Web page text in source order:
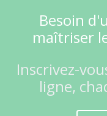
Besoin
maîtriser
Inscrivez-
ligne,